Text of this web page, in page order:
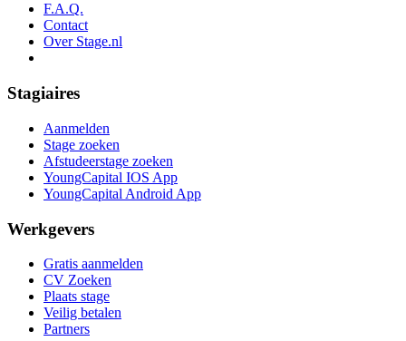
F.A.Q.
Contact
Over Stage.nl
Stagiaires
Aanmelden
Stage zoeken
Afstudeerstage zoeken
YoungCapital IOS App
YoungCapital Android App
Werkgevers
Gratis aanmelden
CV Zoeken
Plaats stage
Veilig betalen
Partners